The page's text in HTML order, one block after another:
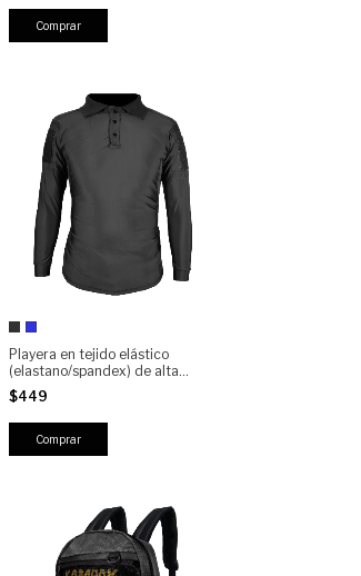
Comprar
Playera en tejido elástico
(elastano/spandex) de alta
resistencia Tipo Polo Manga
Larga KAMPAK PLML Moda
Táctica Unisex
$449
Comprar